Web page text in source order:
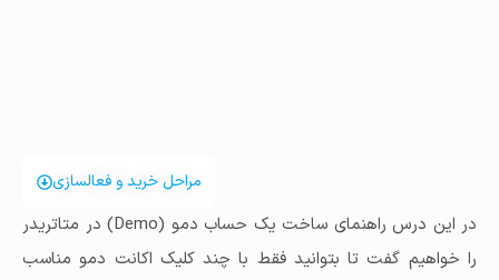
مراحل خرید و فعالسازی
در این درس راهنمای ساخت یک حساب دمو (Demo) در متاتریدر
را خواهیم گفت تا بتوانید فقط با چند کلیک اکانت دمو مناسب